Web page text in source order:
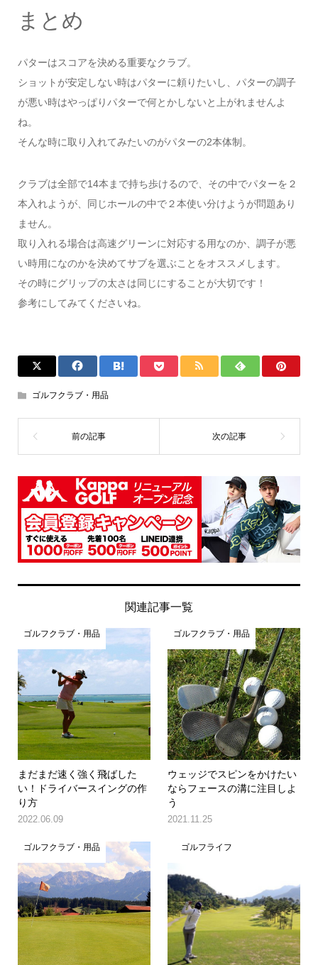
まとめ
パターはスコアを決める重要なクラブ。
ショットが安定しない時はパターに頼りたいし、パターの調子
が悪い時はやっぱりパターで何とかしないと上がれませんよ
ね。
そんな時に取り入れてみたいのがパターの2本体制。
クラブは全部で14本まで持ち歩けるので、その中でパターを２
本入れようが、同じホールの中で２本使い分けようが問題あり
ません。
取り入れる場合は高速グリーンに対応する用なのか、調子が悪
い時用になのかを決めてサブを選ぶことをオススメします。
その時にグリップの太さは同じにすることが大切です！
参考にしてみてくださいね。
ゴルフクラブ・用品
関連記事一覧
ゴルフクラブ・用品
まだまだ速く強く飛ばした
い！ドライバースイングの作
り方
2022.06.09
ゴルフクラブ・用品
ウェッジでスピンをかけたい
ならフェースの溝に注目しよ
う
2021.11.25
ゴルフクラブ・用品 ゴルフライフ